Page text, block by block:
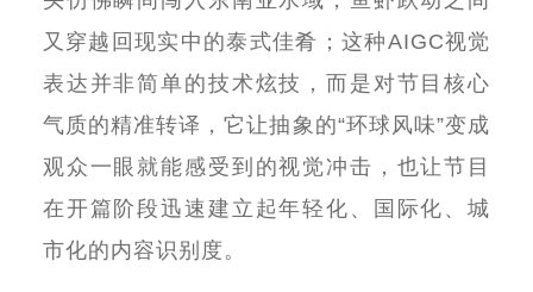
又穿越回现实中的泰式佳肴；这种AIGC视觉
表达并非简单的技术炫技，而是对节目核心
气质的精准转译，它让抽象的“环球风味”变成
观众一眼就能感受到的视觉冲击，也让节目
在开篇阶段迅速建立起年轻化、国际化、城
市化的内容识别度。